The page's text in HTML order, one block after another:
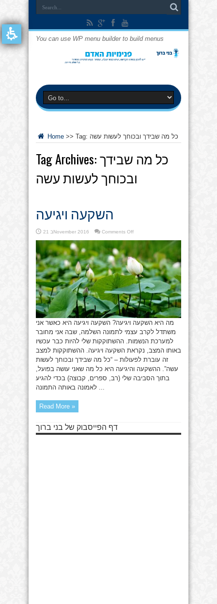
You can use WP menu builder to build menus
Home >> Tag: כל מה שבידך ובכוחך לעשות עשה
Tag Archives:כל מה שבידך
ובכוחך לעשות עשה
השקעה ויגיעה
21 בNovember 2016 Comments Offon
ויגיעה
מה היא השקעה ויגיעה? השקעה ויגיעה היא כאשר אני
משתדל לקרב עצמי לתמונה השלמה, שבה אני מחובר
למערכת הנשמות. ההשתוקקות שלי להיות כבר עכשיו
באותו המצב, נקראת השקעה ויגיעה. ההשתוקקות למצב
זה עוברת לפעולות – “כל מה שבידך ובכוחך לעשות
עשה”. ההשקעה והיגיעה היא כל מה שאני עושה בפועל,
בתוך הסביבה שלי (רב, ספרים, קבוצה) בכדי להגיע
לאמונה באותה התמונה ...
Read More »
דף הפייסבוק של בני ברוך